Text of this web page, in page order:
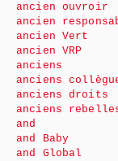
ancien ouvroir
ancien
ancien Vert
ancien VRP
anciens
anciens
anciens droits
anciens
and
and Baby
and Global